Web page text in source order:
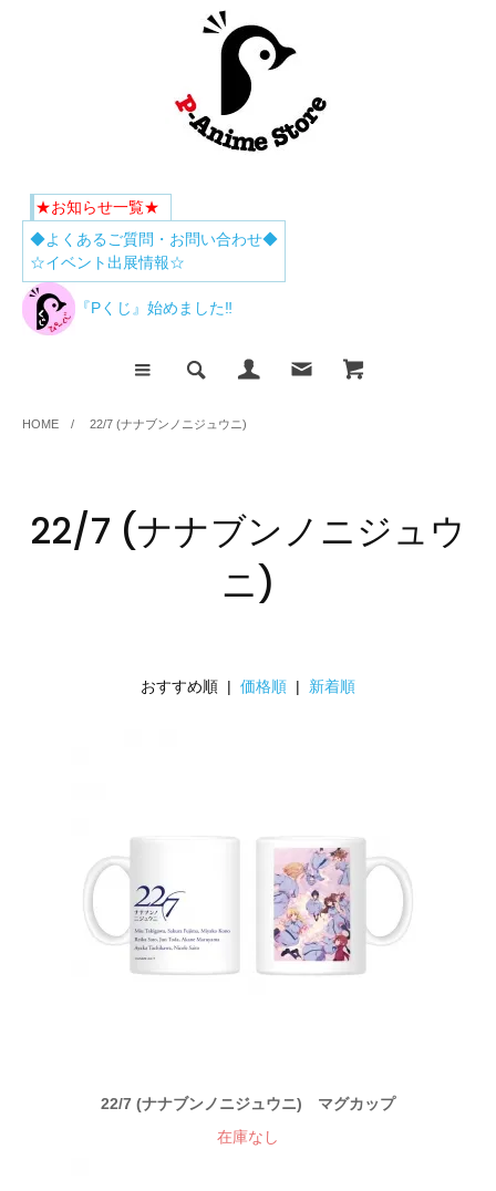
★お知らせ一覧★
◆よくあるご質問・お問い合わせ◆
☆イベント出展情報☆
『Pくじ』始めました‼
HOME / 22/7 (ナナブンノニジュウニ)
22/7 (ナナブンノニジュウ
ニ)
おすすめ順 | 価格順 | 新着順
22/7 (ナナブンノニジュウニ) マグカップ
在庫なし